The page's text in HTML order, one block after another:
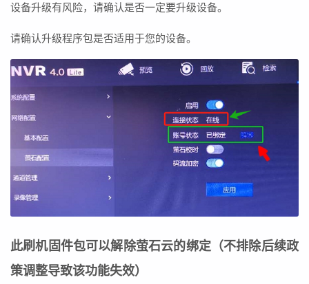
设备升级有风险，请确认是否一定要升级设备。
请确认升级程序包是否适用于您的设备。
此刷机固件包可以解除萤石云的绑定（不排除后续政
策调整导致该功能失效）